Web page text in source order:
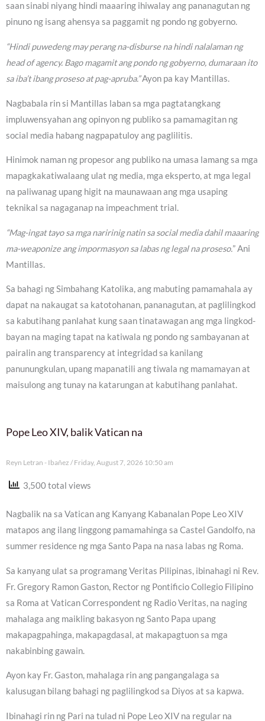
saan sinabi niyang hindi maaaring ihiwalay ang pananagutan ng
pinuno ng isang ahensya sa paggamit ng pondo ng gobyerno.
“Hindi puwedeng may perang na-disburse na hindi nalalaman ng
head of agency. Bago magamit ang pondo ng gobyerno, dumaraan ito
sa iba’t ibang proseso at pag-apruba.”Ayon pa kay Mantillas.
Nagbabala rin si Mantillas laban sa mga pagtatangkang
impluwensyahan ang opinyon ng publiko sa pamamagitan ng
social media habang nagpapatuloy ang paglilitis.
Hinimok naman ng propesor ang publiko na umasa lamang sa mga
mapagkakatiwalaang ulat ng media, mga eksperto, at mga legal
na paliwanag upang higit na maunawaan ang mga usaping
teknikal sa nagaganap na impeachment trial.
“Mag-ingat tayo sa mga naririnig natin sa social media dahil maaaring
ma-weaponize ang impormasyon sa labas ng legal na proseso.” Ani
Mantillas.
Sa bahagi ng Simbahang Katolika, ang mabuting pamamahala ay
dapat na nakaugat sa katotohanan, pananagutan, at paglilingkod
sa kabutihang panlahat kung saan tinatawagan ang mga lingkod-
bayan na maging tapat na katiwala ng pondo ng sambayanan at
pairalin ang transparency at integridad sa kanilang
panunungkulan, upang mapanatili ang tiwala ng mamamayan at
maisulong ang tunay na katarungan at kabutihang panlahat.
Pope Leo XIV, balik Vatican na
Reyn Letran - Ibañez Friday, August 7, 2026 10:50 am
3,500 total views
Nagbalik na sa Vatican ang Kanyang Kabanalan Pope Leo XIV
matapos ang ilang linggong pamamahinga sa Castel Gandolfo, na
summer residence ng mga Santo Papa na nasa labas ng Roma.
Sa kanyang ulat sa programang Veritas Pilipinas, ibinahagi ni Rev.
Fr. Gregory Ramon Gaston, Rector ng Pontificio Collegio Filipino
sa Roma at Vatican Correspondent ng Radio Veritas, na naging
mahalaga ang maikling bakasyon ng Santo Papa upang
makapagpahinga, makapagdasal, at makapagtuon sa mga
nakabinbing gawain.
Ayon kay Fr. Gaston, mahalaga rin ang pangangalaga sa
kalusugan bilang bahagi ng paglilingkod sa Diyos at sa kapwa.
Ibinahagi rin ng Pari na tulad ni Pope Leo XIV na regular na